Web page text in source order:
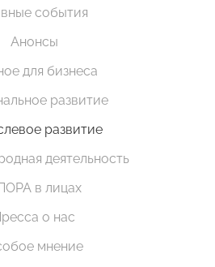
события
Анонсы
для бизнеса
развитие
развитие
деятельность
в лицах
о нас
мнение